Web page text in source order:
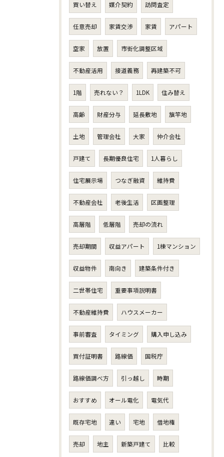
買い替え 媒介契約 訪問査定
任意売却 家賃交渉 家賃 アパート
空家 放置 市街化調整区域
不動産活用 接道義務 再建築不可
1階 売れない？ 1LDK 住み替え
高齢 財産分与 延長敷地 旗竿地
土地 管理会社 大家 仲介会社
戸建て 長期優良住宅 1人暮らし
住宅展示場 つなぎ融資 維持費
不動産会社 老後生活 区画整理
高層階 低層階 売却の流れ
売却期間 収益アパート 1棟マンション
収益物件 南向き 建築条件付き
二世帯住宅 重要事項説明書
不動産維持費 ハウスメーカー
事前審査 タイミング 購入申し込み
買付証明書 路線価 国税庁
路線価調べ方 引っ越し 時期
おすすめ オール電化 電気代
既存宅地 違い 宅地 借地権
売却 地主 新築戸建て 比較